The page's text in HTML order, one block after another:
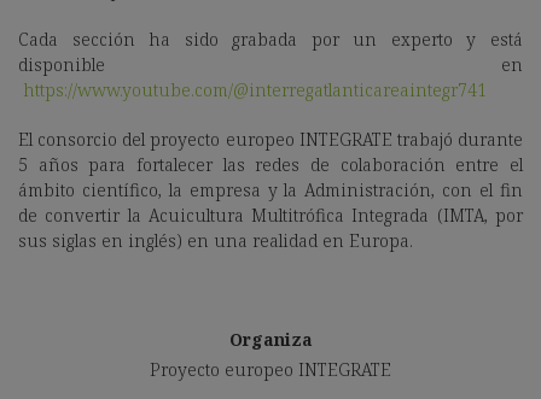
Cada sección ha sido grabada por un experto y está
disponible en
https://www.youtube.com/@interregatlanticareaintegr741
El consorcio del proyecto europeo INTEGRATE trabajó durante
5 años para fortalecer las redes de colaboración entre el
ámbito científico, la empresa y la Administración, con el fin
de convertir la Acuicultura Multitrófica Integrada (IMTA, por
sus siglas en inglés) en una realidad en Europa.
Organiza
Proyecto europeo INTEGRATE